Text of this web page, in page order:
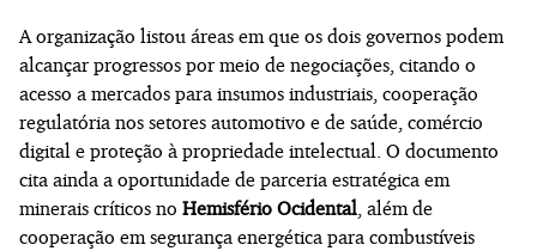
A organização listou áreas em que os dois governos podem
alcançar progressos por meio de negociações, citando o
acesso a mercados para insumos industriais, cooperação
regulatória nos setores automotivo e de saúde, comércio
digital e proteção à propriedade intelectual. O documento
cita ainda a oportunidade de parceria estratégica em
minerais críticos no Hemisfério Ocidental, além de
cooperação em segurança energética para combustíveis